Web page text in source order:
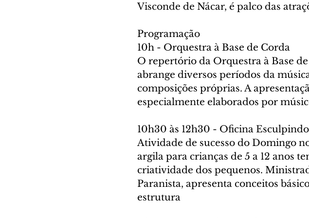
Visconde de Nácar, é palco das
Programação
10h - Orquestra à Base de Corda
O repertório da Orquestra à Base
abrange diversos períodos da
composições próprias. A
especialmente elaborados por
10h30 às 12h30 - Oficina
Atividade de sucesso do Domingo
argila para crianças de 5 a 12 anos
criatividade dos pequenos.
Paranista, apresenta conceitos
estrutura